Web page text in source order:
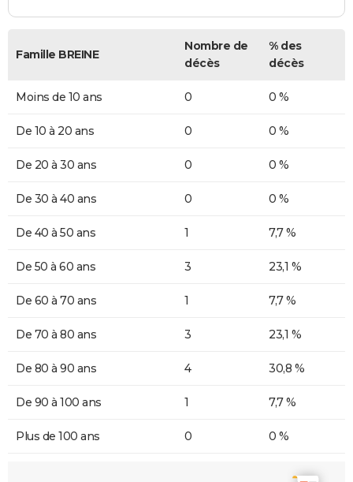
Famille BREINE
Nombre de
décès
% des
décès
Moins de 10 ans 0 0 %
De 10 à 20 ans 0 0 %
De 20 à 30 ans 0 0 %
De 30 à 40 ans 0 0 %
De 40 à 50 ans 1 7,7 %
De 50 à 60 ans 3 23,1 %
De 60 à 70 ans 1 7,7 %
De 70 à 80 ans 3 23,1 %
De 80 à 90 ans 4 30,8 %
De 90 à 100 ans 1 7,7 %
Plus de 100 ans 0 0 %